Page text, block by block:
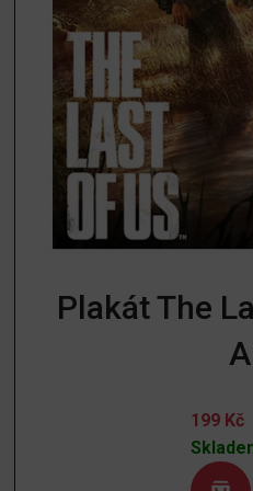
Plakát The
199 Kč